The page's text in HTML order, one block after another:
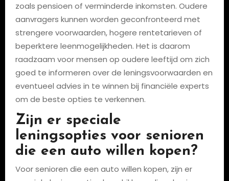
zoals pensioen of verminderde inkomsten. Oudere
aanvragers kunnen worden geconfronteerd met
strengere voorwaarden, hogere rentetarieven of
beperktere leenmogelijkheden. Het is daarom
raadzaam voor mensen op oudere leeftijd om zich
goed te informeren over de leningsvoorwaarden en
eventueel advies in te winnen bij financiële experts
om de beste opties te verkennen.
Zijn er speciale
leningsopties voor senioren
die een auto willen kopen?
Voor senioren die een auto willen kopen, zijn er